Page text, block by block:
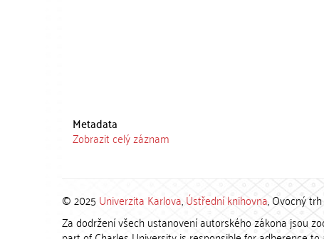
Metadata
Zobrazit celý záznam
© 2025 Univerzita Karlova,Ústřední knihovna, Ovocný
Za dodržení všech ustanovení autorského zákona jsou